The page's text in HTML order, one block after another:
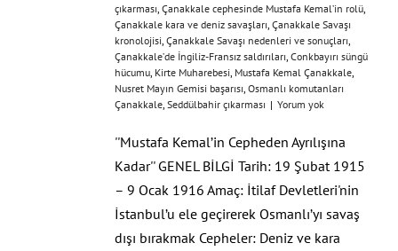
çıkarması Çanakkale cephesinde Mustafa Kemal’in rolü
Çanakkale kara ve deniz savaşları Çanakkale Savaşı
kronolojisi Çanakkale Savaşı nedenleri ve sonuçları
Çanakkale’de İngiliz-Fransız saldırıları Conkbayırı süngü
hücumu Kirte Muharebesi Mustafa Kemal Çanakkale
Nusret Mayın Gemisi başarısı Osmanlı komutanları
Çanakkale Seddülbahir çıkarması | Yorum yok
''Mustafa Kemal’in Cepheden Ayrılışına
Kadar'' GENEL BİLGİ Tarih: 19 Şubat 1915
– 9 Ocak 1916 Amaç: İtilaf Devletleri'nin
İstanbul’u ele geçirerek Osmanlı’yı savaş
dışı bırakmak Cepheler: Deniz ve kara